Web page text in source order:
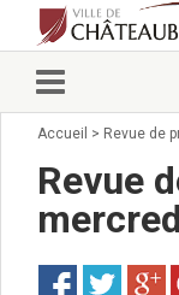
Vie
Accueil > Revue de
Revue